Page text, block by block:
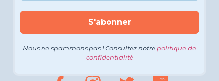
Nous ne spammons pas ! Consultez notre politique de
confidentialité